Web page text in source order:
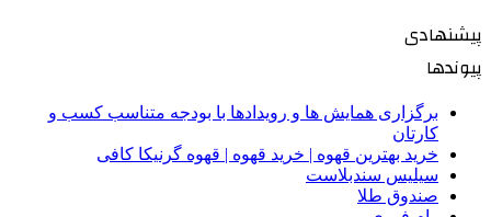
پیشنهادی
پیوندها
برگزاری همایش ها و رویدادها با بودجه متناسب کسب و
کارتان
خرید بهترین قهوه | خرید قهوه | قهوه گرنیکا کافی
سیلیس سندبلاست
صندوق طلا